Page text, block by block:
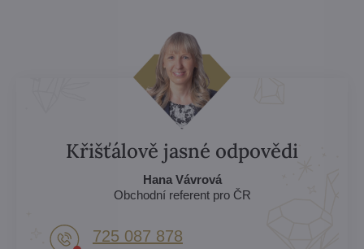
Křišťálově jasné odpovědi
Hana Vávrová
Obchodní referent pro ČR
725 087 878​